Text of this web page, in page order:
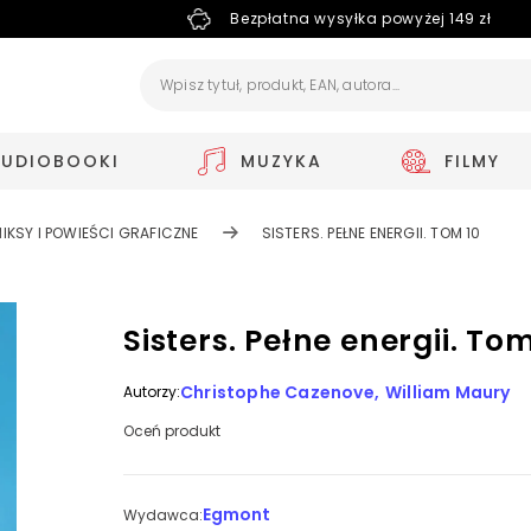
Bezpłatna wysyłka powyżej 149 zł
MUZYKA FILMY
I POWIEŚCI GRAFICZNE SISTERS. PEŁNE ENERGII. TOM 10
Sisters. Pełne energii.
Autorzy:Christophe Cazenove William Maury
Oceń produkt
Wydawca:Egmont